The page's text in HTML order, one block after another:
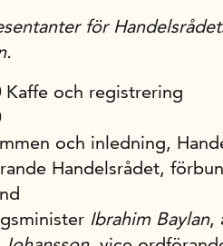
för
Kaffe och registrering
och inledning,
Handelsrådet,
Ibrahim Baylan,